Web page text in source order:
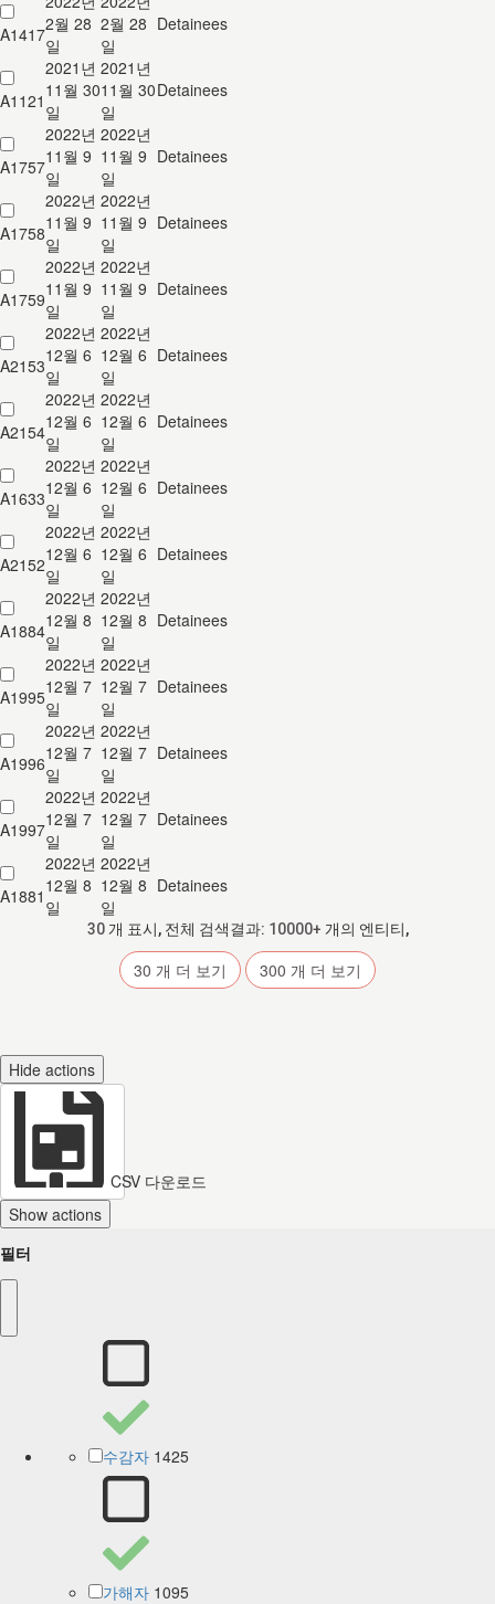
A14172월 28
일
2월 28
일
Detainees
A1121
2021년
11월 30
일
2021년
11월 30
일
Detainees
A1757
2022년
11월 9
일
2022년
11월 9
일
Detainees
A1758
2022년
11월 9
일
2022년
11월 9
일
Detainees
A1759
2022년
11월 9
일
2022년
11월 9
일
Detainees
A2153
2022년
12월 6
일
2022년
12월 6
일
Detainees
A2154
2022년
12월 6
일
2022년
12월 6
일
Detainees
A1633
2022년
12월 6
일
2022년
12월 6
일
Detainees
A2152
2022년
12월 6
일
2022년
12월 6
일
Detainees
A1884
2022년
12월 8
일
2022년
12월 8
일
Detainees
A1995
2022년
12월 7
일
2022년
12월 7
일
Detainees
A1996
2022년
12월 7
일
2022년
12월 7
일
Detainees
A1997
2022년
12월 7
일
2022년
12월 7
일
Detainees
A1881
2022년
12월 8
일
2022년
12월 8
일
Detainees
30 개 표시, 전체 검색결과: 10000+ 개의 엔티티,
30 개 더 보기 300 개 더 보기
Hide actions
CSV 다운로드
Show actions
필터
수감자 1425
가해자 1095